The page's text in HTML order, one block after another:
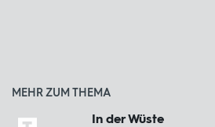
MEHR ZUM THEMA
In der Wüste